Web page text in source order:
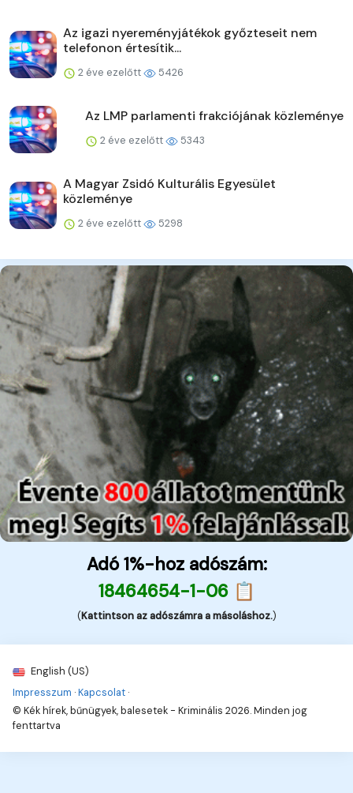
Az igazi nyereményjátékok győzteseit nem
telefonon értesítik...
2 éve ezelőtt 5426
Az LMP parlamenti frakciójának közleménye
2 éve ezelőtt 5343
A Magyar Zsidó Kulturális Egyesület
közleménye
2 éve ezelőtt 5298
Adó 1%-hoz adószám:
18464654-1-06 📋
(Kattintson az adószámra a másoláshoz.)
English (US)
Impresszum ·Kapcsolat ·
© Kék hírek, bűnügyek, balesetek - Kriminális 2026. Minden jog
fenttartva